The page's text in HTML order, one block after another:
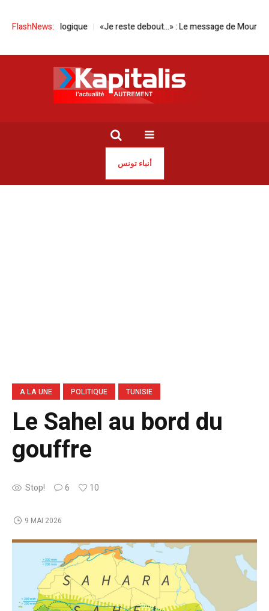
FlashNews:«Je reste debout…» : Le message de Mourad Zeghidi
أنباء تونس
A LA UNE POLITIQUE TUNISIE
Le Sahel au bord du
gouffre
Stop! 6 10
9 MAI 2026